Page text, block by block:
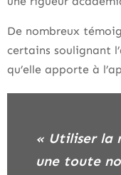
De nombreux
certains soulignant
qu’elle apporte à
« Utiliser la
une toute